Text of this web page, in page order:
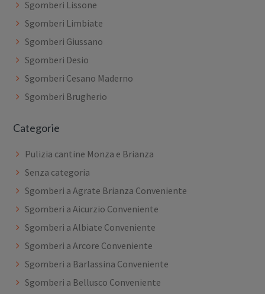
Sgomberi Lissone
Sgomberi Limbiate
Sgomberi Giussano
Sgomberi Desio
Sgomberi Cesano Maderno
Sgomberi Brugherio
Categorie
Pulizia cantine Monza e Brianza
Senza categoria
Sgomberi a Agrate Brianza Conveniente
Sgomberi a Aicurzio Conveniente
Sgomberi a Albiate Conveniente
Sgomberi a Arcore Conveniente
Sgomberi a Barlassina Conveniente
Sgomberi a Bellusco Conveniente